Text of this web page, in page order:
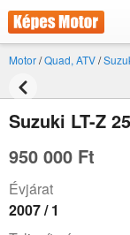
Motor/Quad, ATV/
Suzuki LT-Z
950 000 Ft
Évjárat
2007 / 1